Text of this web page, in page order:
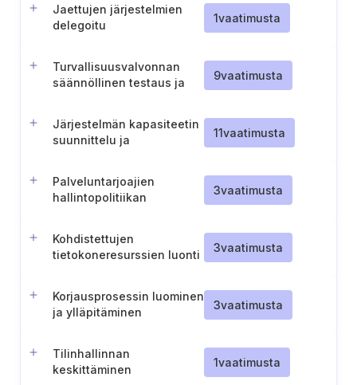
Jaettujen järjestelmien
delegoitu
1vaatimusta
Turvallisuusvalvonnan
säännöllinen testaus ja
9vaatimusta
Järjestelmän kapasiteetin
suunnittelu ja
11vaatimusta
Palveluntarjoajien
hallintopolitiikan
3vaatimusta
Kohdistettujen
tietokoneresurssien luonti
3vaatimusta
Korjausprosessin luominen
ja ylläpitäminen
3vaatimusta
Tilinhallinnan
keskittäminen
1vaatimusta